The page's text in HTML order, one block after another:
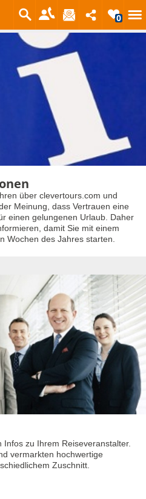
0
über clevertours.com und
Meinung, dass Vertrauen eine
einen gelungenen Urlaub. Daher
damit Sie mit einem
Wochen des Jahres starten.
zu Ihrem Reiseveranstalter.
vermarkten hochwertige
Zuschnitt.